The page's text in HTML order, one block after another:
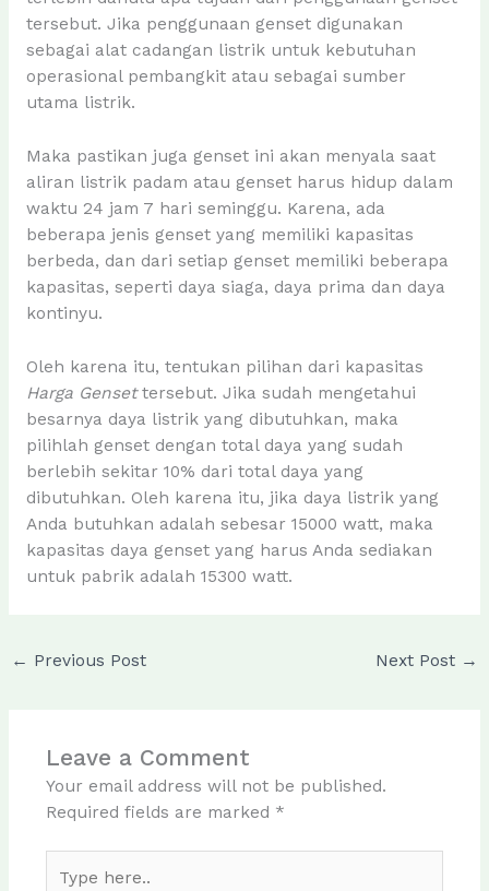
tersebut. Jika penggunaan genset digunakan
sebagai alat cadangan listrik untuk kebutuhan
operasional pembangkit atau sebagai sumber
utama listrik.
Maka pastikan juga genset ini akan menyala saat
aliran listrik padam atau genset harus hidup dalam
waktu 24 jam 7 hari seminggu. Karena, ada
beberapa jenis genset yang memiliki kapasitas
berbeda, dan dari setiap genset memiliki beberapa
kapasitas, seperti daya siaga, daya prima dan daya
kontinyu.
Oleh karena itu, tentukan pilihan dari kapasitas
Harga Gensettersebut. Jika sudah mengetahui
besarnya daya listrik yang dibutuhkan, maka
pilihlah genset dengan total daya yang sudah
berlebih sekitar 10% dari total daya yang
dibutuhkan. Oleh karena itu, jika daya listrik yang
Anda butuhkan adalah sebesar 15000 watt, maka
kapasitas daya genset yang harus Anda sediakan
untuk pabrik adalah 15300 watt.
← Previous Post Next Post →
Leave a Comment
Your email address will not be published.
Required fields are marked *